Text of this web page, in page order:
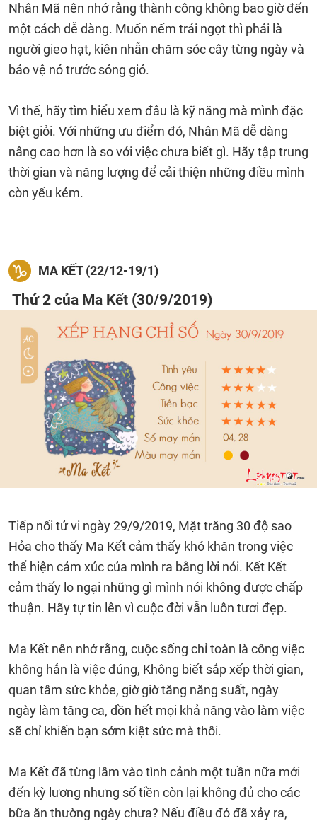
Nhân Mã nên nhớ rằng thành công không bao giờ đến
một cách dễ dàng. Muốn nếm trái ngọt thì phải là
người gieo hạt, kiên nhẫn chăm sóc cây từng ngày và
bảo vệ nó trước sóng gió.
Vì thế, hãy tìm hiểu xem đâu là kỹ năng mà mình đặc
biệt giỏi. Với những ưu điểm đó, Nhân Mã dễ dàng
nâng cao hơn là so với việc chưa biết gì. Hãy tập trung
thời gian và năng lượng để cải thiện những điều mình
còn yếu kém.
MA KẾT (22/12-19/1)
Thứ 2 của Ma Kết (30/9/2019)
Tiếp nối tử vi ngày 29/9/2019, Mặt trăng 30 độ sao
Hỏa cho thấy Ma Kết cảm thấy khó khăn trong việc
thể hiện cảm xúc của mình ra bằng lời nói. Kết Kết
cảm thấy lo ngại những gì mình nói không được chấp
thuận. Hãy tự tin lên vì cuộc đời vẫn luôn tươi đẹp.
Ma Kết nên nhớ rằng, cuộc sống chỉ toàn là công việc
không hẳn là việc đúng, Không biết sắp xếp thời gian,
quan tâm sức khỏe, giờ giờ tăng năng suất, ngày
ngày làm tăng ca, dồn hết mọi khả năng vào làm việc
sẽ chỉ khiến bạn sớm kiệt sức mà thôi.
Ma Kết đã từng lâm vào tình cảnh một tuần nữa mới
đến kỳ lương nhưng số tiền còn lại không đủ cho các
bữa ăn thường ngày chưa? Nếu điều đó đã xảy ra,